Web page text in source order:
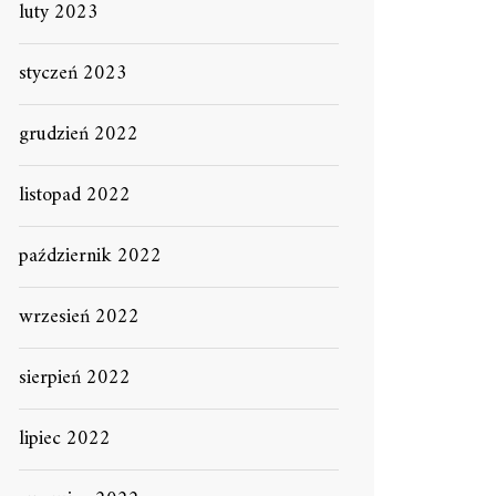
luty 2023
styczeń 2023
grudzień 2022
listopad 2022
październik 2022
wrzesień 2022
sierpień 2022
lipiec 2022